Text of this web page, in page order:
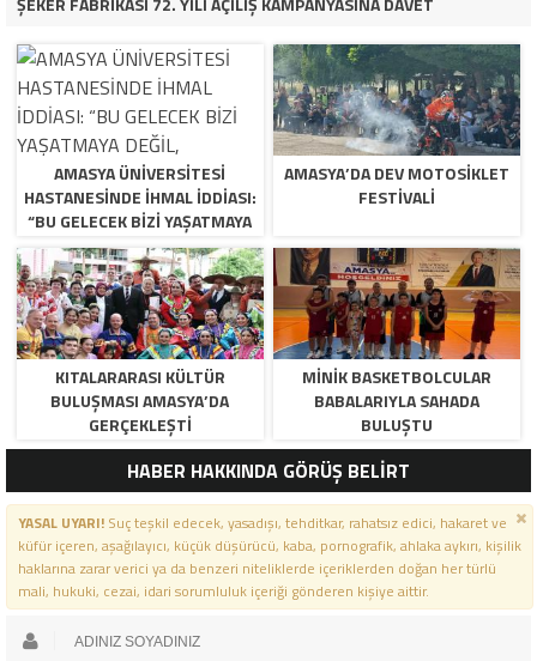
AMASYA ÜNİVERSİTESİ
HASTANESİNDE İHMAL İDDİASI:
“BU GELECEK BİZİ YAŞATMAYA
DEĞİL, ÖLDÜRMEYE GELİYOR!”
AMASYA’DA DEV MOTOSIKLET
FESTIVALI
KITALARARASI KÜLTÜR
BULUŞMASI AMASYA’DA
GERÇEKLEŞTI
MINIK BASKETBOLCULAR
BABALARIYLA SAHADA
BULUŞTU
HABER HAKKINDA GÖRÜŞ BELİRT
YASAL UYARI!Suç teşkil edecek, yasadışı, tehditkar, rahatsız edici, hakaret ve
küfür içeren, aşağılayıcı, küçük düşürücü, kaba, pornografik, ahlaka aykırı, kişilik
haklarına zarar verici ya da benzeri niteliklerde içeriklerden doğan her türlü
mali, hukuki, cezai, idari sorumluluk içeriği gönderen kişiye aittir.